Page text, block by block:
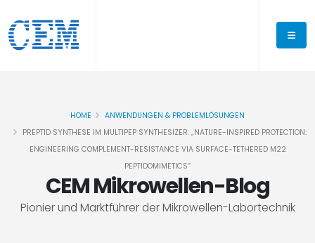
CEM Mikrowellen-Blog
Pionier und Marktführer der Mikrowellen-Labortechnik
HOME
ANWENDUNGEN & PROBLEMLÖSUNGEN
PREPTID SYNTHESE IM MULTIPEP SYNTHESIZER: „NATURE-INSPIRED PROTECTION:
ENGINEERING COMPLEMENT-RESISTANCE VIA SURFACE-TETHERED M22
PEPTIDOMIMETICS“